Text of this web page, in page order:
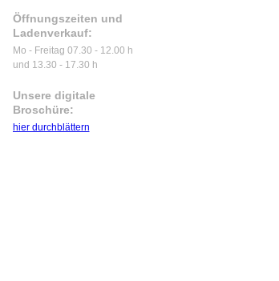
Öffnungszeiten und
Ladenverkauf:
Mo - Freitag 07.30 - 12.00 h
und 13.30 - 17.30 h
Unsere digitale
Broschüre:
hier durchblättern